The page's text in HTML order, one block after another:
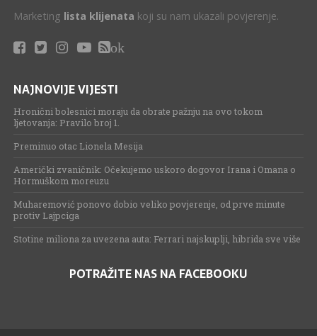
Marketing lista klijenata koji su nam ukazali povjerenje.
ok
NAJNOVIJE VIJESTI
Hronični bolesnici moraju da obrate pažnju na ovo tokom
ljetovanja: Pravilo broj 1.
Preminuo otac Lionela Mesija
Američki zvaničnik: Očekujemo uskoro dogovor Irana i Omana o
Hormuškom moreuzu
Muharemović ponovo dobio veliko povjerenje, od prve minute
protiv Lajpciga
Stotine miliona za uvezena auta: Ferrari najskuplji, hibrida sve više
POTRAŽITE NAS NA FACEBOOKU